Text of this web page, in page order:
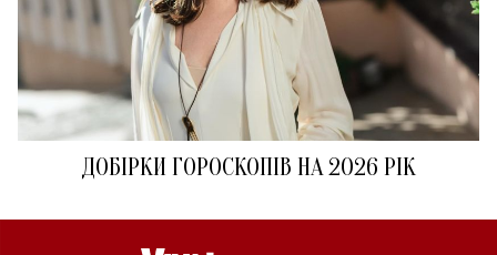
ДОБІРКИ ГОРОСКОПІВ НА 2026 РІК